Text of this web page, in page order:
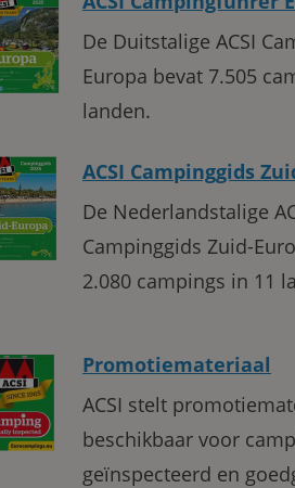
De Duitstalige ACSI
Europa bevat 7.505
landen.
ACSI Campinggids
De Nederlandstalige
Campinggids Zuid-
2.080 campings in 11
Promotiemateriaal
ACSI stelt
beschikbaar voor
geïnspecteerd en